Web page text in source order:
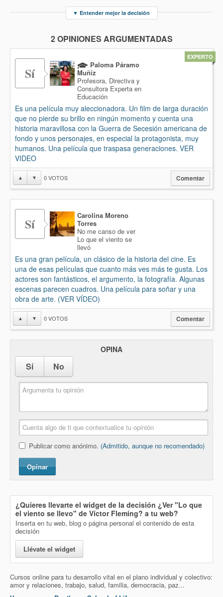
▼ Entender mejor la decisión
2 OPINIONES ARGUMENTADAS
Sí
Paloma Páramo
Muñiz
Profesora, Directiva y
Consultora Experta en
Educación
Es una película muy aleccionadora. Un film de larga duración
que no pierde su brillo en ningún momento y cuenta una
historia maravillosa con la Guerra de Secesión americana de
fondo y unos personajes, en especial la protagonista, muy
humanos. Una película que traspasa generaciones. VER
VIDEO
EXPERTO
▲ ▼ 0VOTOS Comentar
Sí
Carolina Moreno
Torres
No me canso de ver
Lo que el viento se
llevó
Es una gran película, un clásico de la historia del cine. Es
una de esas películas que cuanto más ves más te gusta. Los
actores son fantásticos, el argumento, la fotografía. Algunas
escenas parecen cuadros. Una película para soñar y una
obra de arte. (VER VÍDEO)
▲ ▼ 0VOTOS Comentar
OPINA
Sí No
Publicar como anónimo. (Admitido, aunque no recomendado)
Opinar
¿Quieres llevarte el widget de la decisión ¿Ver "Lo que
el viento se llevo" de Víctor Fleming? a tu web?
Inserta en tu web, blog o página personal el contenido de esta
decisión
Llévate el widget
Cursos online para tu desarrollo vital en el plano individual y colectivo:
amor y relaciones, trabajo, salud, familia, democracia, paz...